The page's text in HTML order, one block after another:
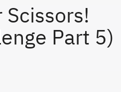
Scissors!
Part 5)